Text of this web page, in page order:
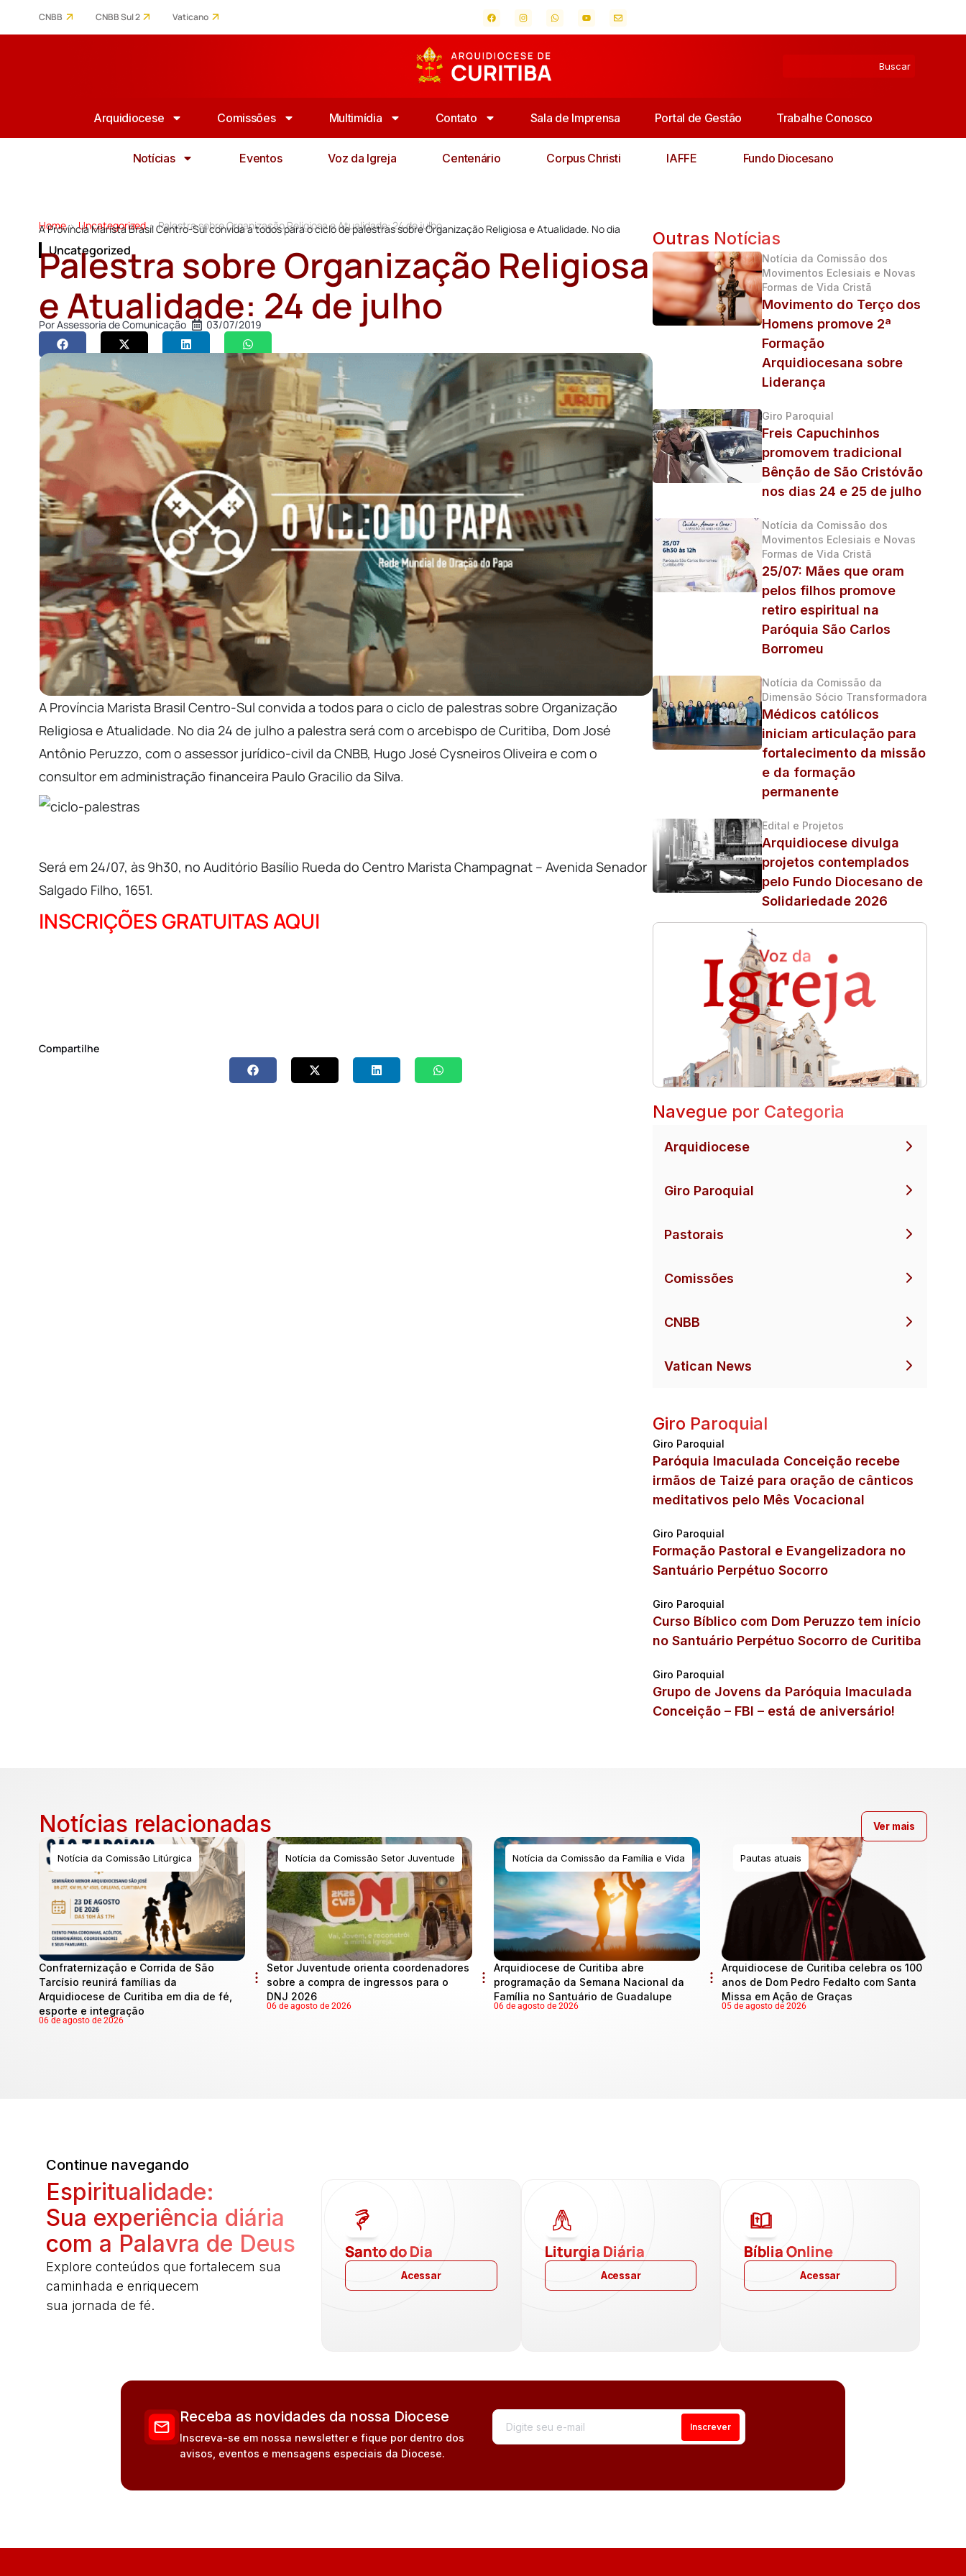
CNBB CNBB Sul 2 Vaticano
Arquidiocese Comissões Multimídia Contato Sala de Imprensa Portal de Gestão Trabalhe Conosco
Notícias Eventos Voz da Igreja Centenário Corpus Christi IAFFE Fundo Diocesano
Home > Uncategorized > Palestra sobre Organização Religiosa e Atualidade: 24 de julho
A Província Marista Brasil Centro-Sul convida a todos para o ciclo de palestras sobre Organização Religiosa e Atualidade. No dia
Uncategorized
Palestra sobre Organização Religiosa
e Atualidade: 24 de julho
PorAssessoria de Comunicação 03/07/2019
A Província Marista Brasil Centro-Sul convida a todos para o ciclo de palestras sobre Organização
Religiosa e Atualidade. No dia 24 de julho a palestra será com o arcebispo de Curitiba, Dom José
Antônio Peruzzo, com o assessor jurídico-civil da CNBB, Hugo José Cysneiros Oliveira e com o
consultor em administração financeira Paulo Gracilio da Silva.
Será em 24/07, às 9h30, no Auditório Basílio Rueda do Centro Marista Champagnat – Avenida Senador
Salgado Filho, 1651.
INSCRIÇÕES GRATUITAS AQUI
Compartilhe
Outras Notícias
Notícia da Comissão dos
Movimentos Eclesiais e Novas
Formas de Vida Cristã
Movimento do Terço dos
Homens promove 2ª
Formação
Arquidiocesana sobre
Liderança
Giro Paroquial
Freis Capuchinhos
promovem tradicional
Bênção de São Cristóvão
nos dias 24 e 25 de julho
Notícia da Comissão dos
Movimentos Eclesiais e Novas
Formas de Vida Cristã
25/07: Mães que oram
pelos filhos promove
retiro espiritual na
Paróquia São Carlos
Borromeu
Notícia da Comissão da
Dimensão Sócio Transformadora
Médicos católicos
iniciam articulação para
fortalecimento da missão
e da formação
permanente
Edital e Projetos
Arquidiocese divulga
projetos contemplados
pelo Fundo Diocesano de
Solidariedade 2026
Navegue por Categoria
Arquidiocese
Giro Paroquial
Pastorais
Comissões
CNBB
Vatican News
Giro Paroquial
Giro Paroquial
Paróquia Imaculada Conceição recebe
irmãos de Taizé para oração de cânticos
meditativos pelo Mês Vocacional
Giro Paroquial
Formação Pastoral e Evangelizadora no
Santuário Perpétuo Socorro
Giro Paroquial
Curso Bíblico com Dom Peruzzo tem início
no Santuário Perpétuo Socorro de Curitiba
Giro Paroquial
Grupo de Jovens da Paróquia Imaculada
Conceição – FBI – está de aniversário!
Notícias relacionadas
Notícia da Comissão Litúrgica
Confraternização e Corrida de São
Tarcísio reunirá famílias da
Arquidiocese de Curitiba em dia de fé,
esporte e integração
06 de agosto de 2026
Notícia da Comissão Setor Juventude
Setor Juventude orienta coordenadores
sobre a compra de ingressos para o
DNJ 2026
06 de agosto de 2026
Notícia da Comissão da Família e Vida
Arquidiocese de Curitiba abre
programação da Semana Nacional da
Família no Santuário de Guadalupe
06 de agosto de 2026
Pautas atuais
Arquidiocese de Curitiba celebra os 100
anos de Dom Pedro Fedalto com Santa
Missa em Ação de Graças
05 de agosto de 2026
Ver mais
Continue navegando
Espiritualidade:
Sua experiência diária
com a Palavra de Deus
Explore conteúdos que fortalecem sua
caminhada e enriquecem
sua jornada de fé.
Santo do Dia
Acessar
Liturgia Diária
Acessar
Bíblia Online
Acessar
Receba as novidades da nossa Diocese
Inscreva-se em nossa newsletter e fique por dentro dos
avisos, eventos e mensagens especiais da Diocese.